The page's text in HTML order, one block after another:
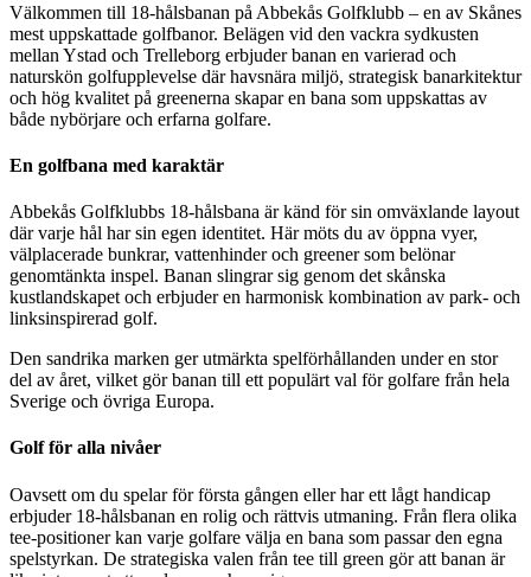
Välkommen till 18-hålsbanan på Abbekås Golfklubb – en av Skånes
mest uppskattade golfbanor. Belägen vid den vackra sydkusten
mellan Ystad och Trelleborg erbjuder banan en varierad och
naturskön golfupplevelse där havsnära miljö, strategisk banarkitektur
och hög kvalitet på greenerna skapar en bana som uppskattas av
både nybörjare och erfarna golfare.
En golfbana med karaktär
Abbekås Golfklubbs 18-hålsbana är känd för sin omväxlande layout
där varje hål har sin egen identitet. Här möts du av öppna vyer,
välplacerade bunkrar, vattenhinder och greener som belönar
genomtänkta inspel. Banan slingrar sig genom det skånska
kustlandskapet och erbjuder en harmonisk kombination av park- och
linksinspirerad golf.
Den sandrika marken ger utmärkta spelförhållanden under en stor
del av året, vilket gör banan till ett populärt val för golfare från hela
Sverige och övriga Europa.
Golf för alla nivåer
Oavsett om du spelar för första gången eller har ett lågt handicap
erbjuder 18-hålsbanan en rolig och rättvis utmaning. Från flera olika
tee-positioner kan varje golfare välja en bana som passar den egna
spelstyrkan. De strategiska valen från tee till green gör att banan är